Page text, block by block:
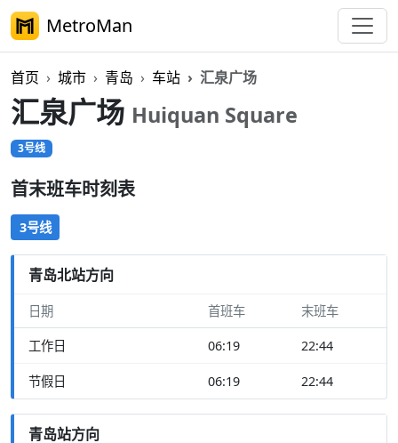
MetroMan
首页 城市 青岛 车站 汇泉广场
汇泉广场 Huiquan Square
3号线
首末班车时刻表
3号线
青岛北站方向
日期 首班车 末班车
工作日 06:19 22:44
节假日 06:19 22:44
青岛站方向